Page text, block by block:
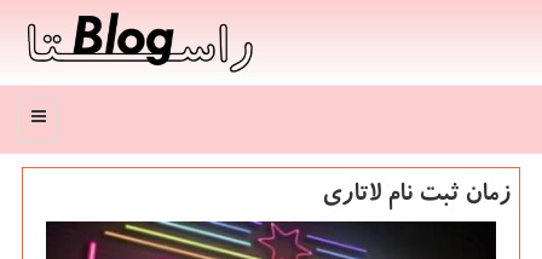
منو
زمان ثبت نام لاتاری